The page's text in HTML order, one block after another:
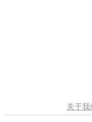
关于我